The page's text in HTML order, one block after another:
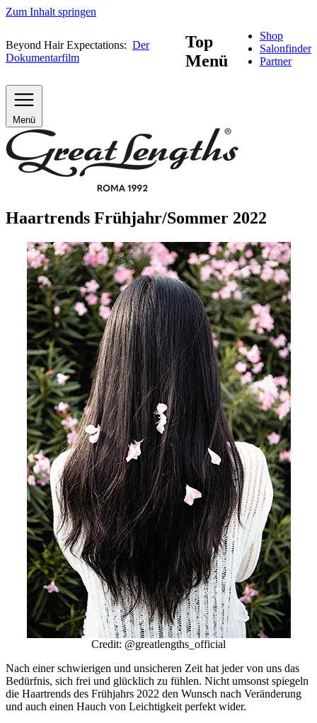
Zum Inhalt springen
Beyond Hair Expectations: Der
Dokumentarfilm
Top
Menü
Shop
Salonfinder
Partner
Menü
Haartrends Frühjahr/Sommer 2022
Credit: @greatlengths_official
Nach einer schwierigen und unsicheren Zeit hat jeder von uns das
Bedürfnis, sich frei und glücklich zu fühlen. Nicht umsonst spiegeln
die Haartrends des Frühjahrs 2022 den Wunsch nach Veränderung
und auch einen Hauch von Leichtigkeit perfekt wider.